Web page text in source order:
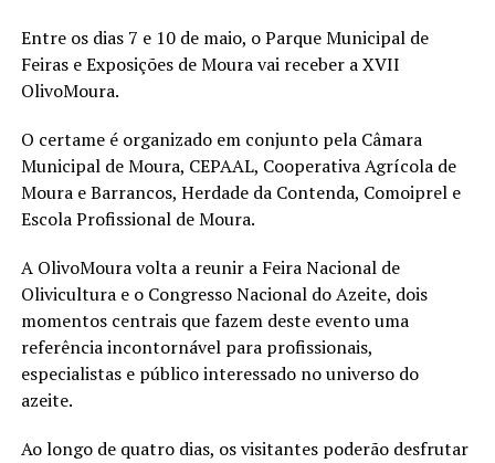
Entre os dias 7 e 10 de maio, o Parque Municipal de
Feiras e Exposições de Moura vai receber a XVII
OlivoMoura.
O certame é organizado em conjunto pela Câmara
Municipal de Moura, CEPAAL, Cooperativa Agrícola de
Moura e Barrancos, Herdade da Contenda, Comoiprel e
Escola Profissional de Moura.
A OlivoMoura volta a reunir a Feira Nacional de
Olivicultura e o Congresso Nacional do Azeite, dois
momentos centrais que fazem deste evento uma
referência incontornável para profissionais,
especialistas e público interessado no universo do
azeite.
Ao longo de quatro dias, os visitantes poderão desfrutar